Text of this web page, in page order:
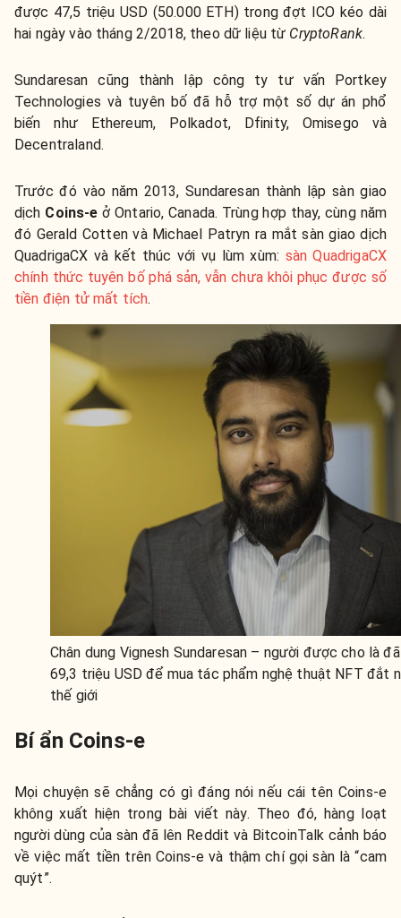
được 47,5 triệu USD (50.000 ETH) trong đợt ICO kéo dài
hai ngày vào tháng 2/2018, theo dữ liệu từ CryptoRank.
Sundaresan cũng thành lập công ty tư vấn Portkey
Technologies và tuyên bố đã hỗ trợ một số dự án phổ
biến như Ethereum, Polkadot, Dfinity, Omisego và
Decentraland.
Trước đó vào năm 2013, Sundaresan thành lập sàn giao
dịch Coins-e ở Ontario, Canada. Trùng hợp thay, cùng năm
đó Gerald Cotten và Michael Patryn ra mắt sàn giao dịch
QuadrigaCX và kết thúc với vụ lùm xùm: sàn QuadrigaCX
chính thức tuyên bố phá sản, vẫn chưa khôi phục được số
tiền điện tử mất tích.
Chân dung Vignesh Sundaresan – người được cho là
69,3 triệu USD để mua tác phẩm nghệ thuật NFT đắt
thế giới
Bí ẩn Coins-e
Mọi chuyện sẽ chẳng có gì đáng nói nếu cái tên Coins-e
không xuất hiện trong bài viết này. Theo đó, hàng loạt
người dùng của sàn đã lên Reddit và BitcoinTalk cảnh báo
về việc mất tiền trên Coins-e và thậm chí gọi sàn là “cam
quýt”.